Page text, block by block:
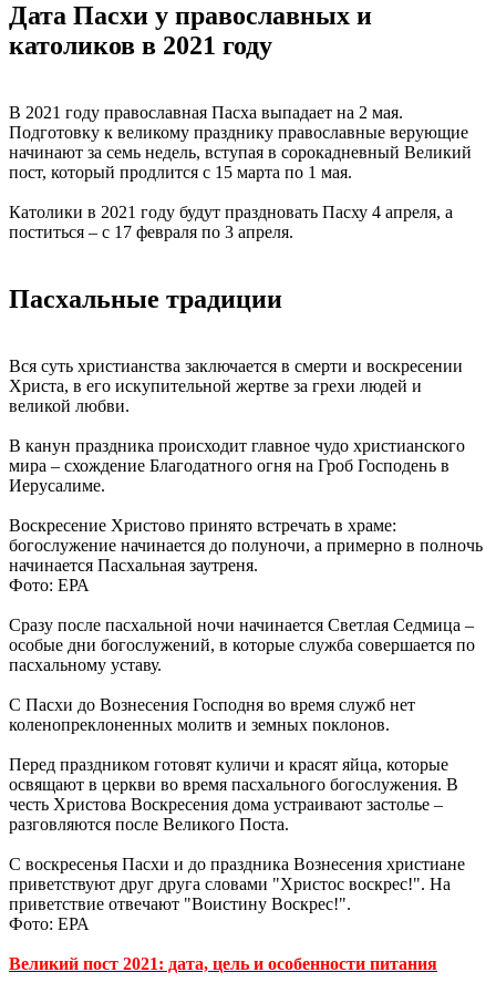
Дата Пасхи у православных и
католиков в 2021 году
В 2021 году православная Пасха выпадает на 2 мая.
Подготовку к великому празднику православные верующие
начинают за семь недель, вступая в сорокадневный Великий
пост, который продлится с 15 марта по 1 мая.
Католики в 2021 году будут праздновать Пасху 4 апреля, а
поститься – с 17 февраля по 3 апреля.
Пасхальные традиции
Вся суть христианства заключается в смерти и воскресении
Христа, в его искупительной жертве за грехи людей и
великой любви.
В канун праздника происходит главное чудо христианского
мира – схождение Благодатного огня на Гроб Господень в
Иерусалиме.
Воскресение Христово принято встречать в храме:
богослужение начинается до полуночи, а примерно в полночь
начинается Пасхальная заутреня.
Фото: ЕРА
Сразу после пасхальной ночи начинается Светлая Седмица –
особые дни богослужений, в которые служба совершается по
пасхальному уставу.
С Пасхи до Вознесения Господня во время служб нет
коленопреклоненных молитв и земных поклонов.
Перед праздником готовят куличи и красят яйца, которые
освящают в церкви во время пасхального богослужения. В
честь Христова Воскресения дома устраивают застолье –
разговляются после Великого Поста.
С воскресенья Пасхи и до праздника Вознесения христиане
приветствуют друг друга словами "Христос воскрес!". На
приветствие отвечают "Воистину Воскрес!".
Фото: ЕРА
Великий пост 2021: дата, цель и особенности питания